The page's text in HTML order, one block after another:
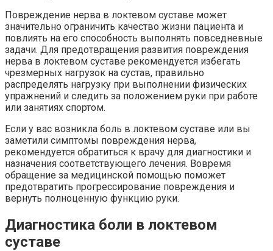
Повреждение нерва в локтевом суставе может
значительно ограничить качество жизни пациента и
повлиять на его способность выполнять повседневные
задачи. Для предотвращения развития повреждения
нерва в локтевом суставе рекомендуется избегать
чрезмерных нагрузок на сустав, правильно
распределять нагрузку при выполнении физических
упражнений и следить за положением руки при работе
или занятиях спортом.
Если у вас возникла боль в локтевом суставе или вы
заметили симптомы повреждения нерва,
рекомендуется обратиться к врачу для диагностики и
назначения соответствующего лечения. Вовремя
обращение за медицинской помощью поможет
предотвратить прогрессирование повреждения и
вернуть полноценную функцию руки.
Диагностика боли в локтевом
суставе